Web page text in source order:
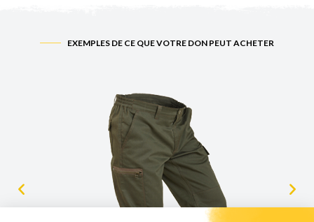
EXEMPLES DE CE QUE VOTRE DON PEUT ACHETER